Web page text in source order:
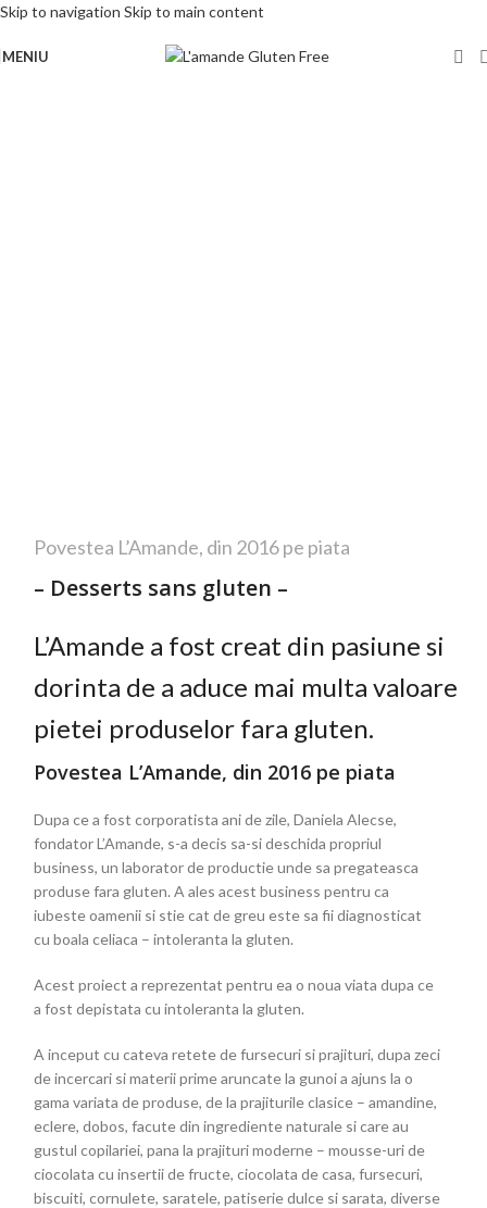
Skip to navigation Skip to main content
MENIU
Povestea L’Amande, din 2016 pe piata
– Desserts sans gluten –
L’Amande a fost creat din pasiune si
dorinta de a aduce mai multa valoare
pietei produselor fara gluten.
Povestea L’Amande, din 2016 pe piata
Dupa ce a fost corporatista ani de zile, Daniela Alecse,
fondator L’Amande, s-a decis sa-si deschida propriul
business, un laborator de productie unde sa pregateasca
produse fara gluten. A ales acest business pentru ca
iubeste oamenii si stie cat de greu este sa fii diagnosticat
cu boala celiaca – intoleranta la gluten.
Acest proiect a reprezentat pentru ea o noua viata dupa ce
a fost depistata cu intoleranta la gluten.
A inceput cu cateva retete de fursecuri si prajituri, dupa zeci
de incercari si materii prime aruncate la gunoi a ajuns la o
gama variata de produse, de la prajiturile clasice – amandine,
eclere, dobos, facute din ingrediente naturale si care au
gustul copilariei, pana la prajituri moderne – mousse-uri de
ciocolata cu insertii de fructe, ciocolata de casa, fursecuri,
biscuiti, cornulete, saratele, patiserie dulce si sarata, diverse